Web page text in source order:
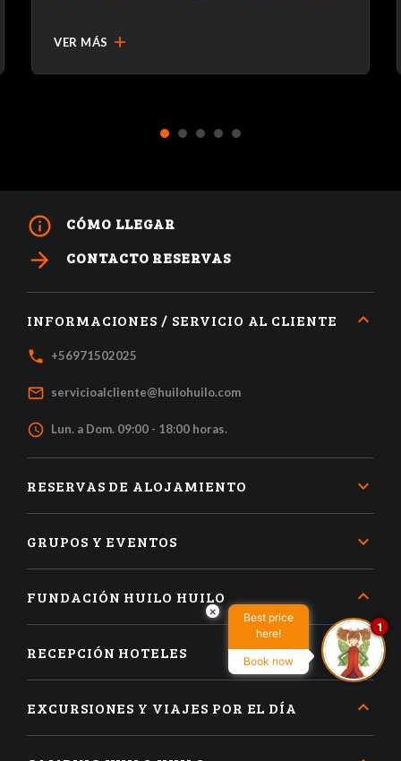
VER MÁS add
1 2 3 4 5
info_outline CÓMO LLEGAR
arrow_forward CONTACTO RESERVAS
INFORMACIONES / SERVICIO AL CLIENTE
local_phone +56971502025
mail_outline servicioalcliente@huilohuilo.com
access_time Lun. a Dom. 09:00 - 18:00 horas.
RESERVAS DE ALOJAMIENTO
GRUPOS Y EVENTOS
FUNDACIÓN HUILO HUILO
RECEPCIÓN HOTELES
EXCURSIONES Y VIAJES POR EL DÍA
×
Best price
here!
Book now
1